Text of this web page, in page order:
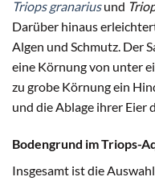
Triops granariusund
Darüber hinaus
Algen und Schmutz. Der
eine Körnung von unter
zu grobe Körnung ein
und die Ablage ihrer Eier
Bodengrund im Triops-
Insgesamt ist die